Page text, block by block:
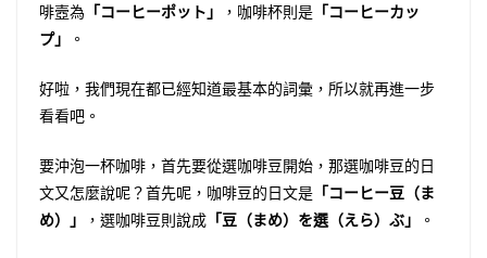
啡壼為 「コーヒーポット」 ，咖啡杯則是 「コーヒーカッ
プ」
。
好啦，我們現在都已經知道最基本的詞彙，所以就再進一步
看看吧。
要沖泡一杯咖啡，首先要從選咖啡豆開始，那選咖啡豆的日
文又怎麼說呢？首先呢，咖啡豆的日文是 「コーヒー豆（ま
め）」
，選咖啡豆則說成 「豆（まめ）を選（えら）ぶ」 。